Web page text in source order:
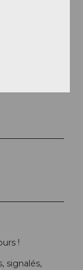
!
signalés,